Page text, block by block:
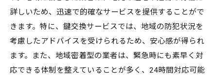
地元スタッフによる迅速な訪問対応
コミュニケーションのしやすさ
地域密着ならではの柔軟な対応
防犯対策を考慮した鍵交換サービスの選び方
詳しいため、迅速で的確なサービスを提供することがで
きます。特に、鍵交換サービスでは、地域の防犯状況を
考慮したアドバイスを受けられるため、安心感が得られ
ます。また、地域密着型の業者は、緊急時にも素早く対
応できる体制を整えていることが多く、24時間対応可能